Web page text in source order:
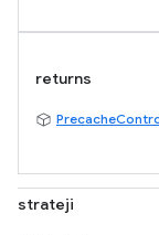
returns
strateji